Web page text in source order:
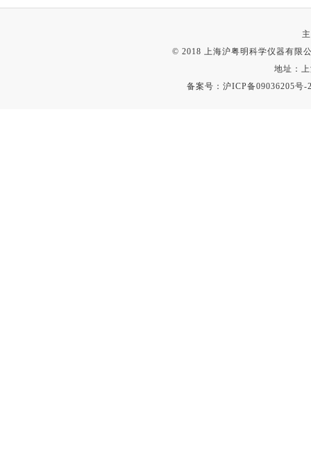
© 2018 上海沪粤明科学仪器有限
地址：
备案号：沪ICP备09036205号-